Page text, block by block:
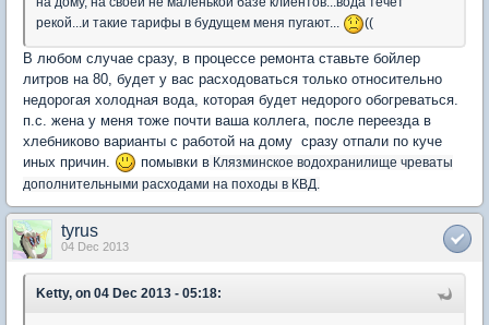
рекой...и такие тарифы в будущем меня пугают...
((
В любом случае сразу, в процессе ремонта ставьте бойлер
литров на 80, будет у вас расходоваться только относительно
недорогая холодная вода, которая будет недорого обогреваться.
п.с. жена у меня тоже почти ваша коллега, после переезда в
хлебниково варианты с работой на дому сразу отпали по куче
иных причин.
помывки в Клязминское водохранилище чреваты
дополнительными расходами на походы в КВД.
tyrus
04 Dec 2013
Ketty, on 04 Dec 2013 - 05:18: